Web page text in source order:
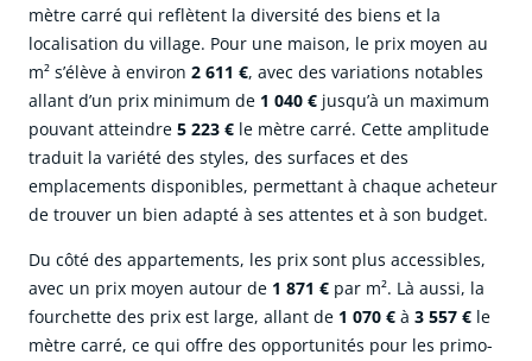
mètre carré qui reflètent la diversité des biens et la
localisation du village. Pour une maison, le prix moyen au
m² s’élève à environ 2 611 €, avec des variations notables
allant d’un prix minimum de 1 040 € jusqu’à un maximum
pouvant atteindre 5 223 € le mètre carré. Cette amplitude
traduit la variété des styles, des surfaces et des
emplacements disponibles, permettant à chaque acheteur
de trouver un bien adapté à ses attentes et à son budget.
Du côté des appartements, les prix sont plus accessibles,
avec un prix moyen autour de 1 871 € par m². Là aussi, la
fourchette des prix est large, allant de 1 070 € à 3 557 € le
mètre carré, ce qui offre des opportunités pour les primo-